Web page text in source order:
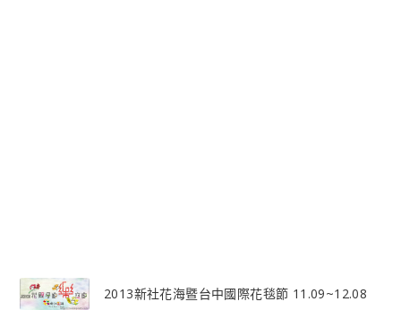
2013新社花海暨台中國際花毯節 11.09~12.08